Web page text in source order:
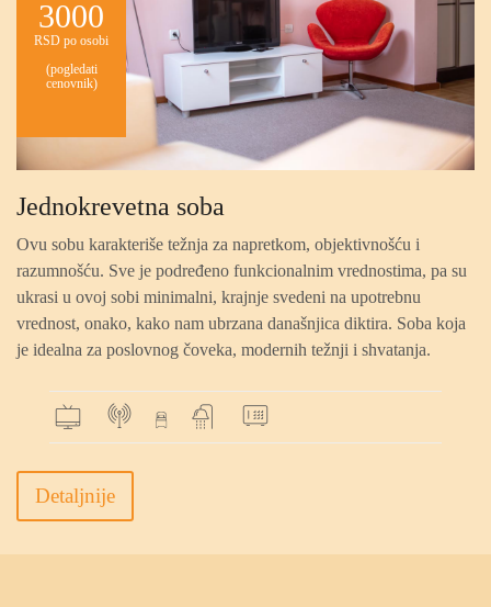
3000
RSD po osobi
(pogledati
cenovnik)
Jednokrevetna soba
Ovu sobu karakteriše težnja za napretkom, objektivnošću i
razumnošću. Sve je podređeno funkcionalnim vrednostima, pa su
ukrasi u ovoj sobi minimalni, krajnje svedeni na upotrebnu
vrednost, onako, kako nam ubrzana današnjica diktira. Soba koja
je idealna za poslovnog čoveka, modernih težnji i shvatanja.
Detaljnije